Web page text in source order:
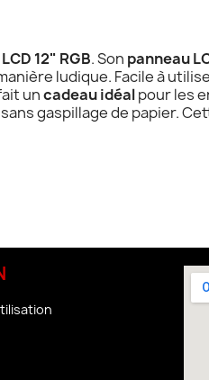
12" RGB. Son panneau
ludique. Facile à
uncadeau idéalpour les
gaspillage de papier.